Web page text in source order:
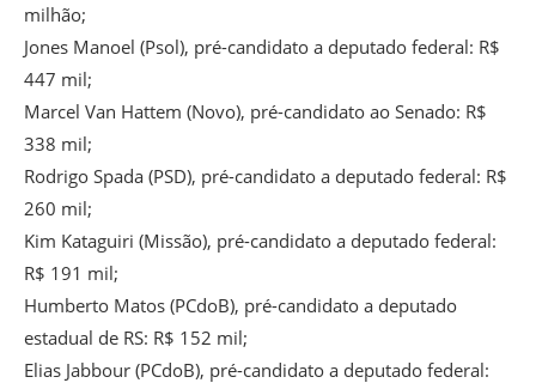
milhão;
Jones Manoel (Psol), pré-candidato a deputado federal: R$
447 mil;
Marcel Van Hattem (Novo), pré-candidato ao Senado: R$
338 mil;
Rodrigo Spada (PSD), pré-candidato a deputado federal: R$
260 mil;
Kim Kataguiri (Missão), pré-candidato a deputado federal:
R$ 191 mil;
Humberto Matos (PCdoB), pré-candidato a deputado
estadual de RS: R$ 152 mil;
Elias Jabbour (PCdoB), pré-candidato a deputado federal: